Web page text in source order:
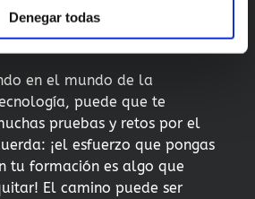
Denegar todas
para ti
en el mundo de la
puede que te
pruebas y retos por el
¡el esfuerzo que pongas
tu formación es algo que
El camino puede ser